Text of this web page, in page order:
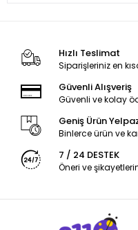
Hızlı Teslimat
Siparişleriniz en
Güvenli Alışveriş
Güvenli ve kolay
Geniş Ürün
Binlerce ürün ve
7 / 24 DESTEK
Öneri ve